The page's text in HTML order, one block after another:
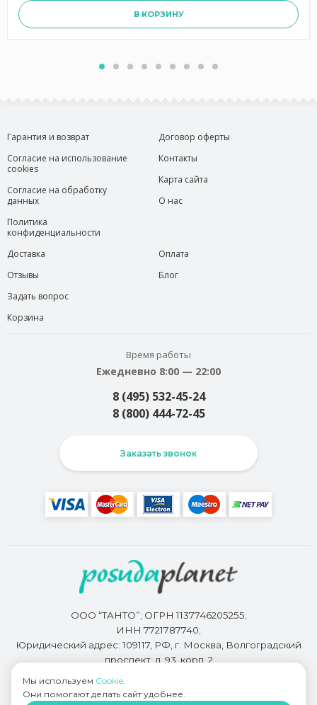
В КОРЗИНУ
Гарантия и возврат
Согласие на использование
cookies
Согласие на обработку
данных
Политика
конфиденциальности
Договор оферты
Контакты
Карта сайта
О нас
Доставка
Отзывы
Задать вопрос
Корзина
Оплата
Блог
Время работы
Ежедневно 8:00 — 22:00
8 (495) 532-45-24
8 (800) 444-72-45
Заказать звонок
ООО “ТАНТО”; ОГРН 1137746205255;
ИНН 7721787740;
Юридический адрес: 109117, РФ, г. Москва, Волгоградский
проспект, д. 93, корп. 2
Разработкой сайта занимается
Мы используем Cookie.
Они помогают делать сайт удобнее.